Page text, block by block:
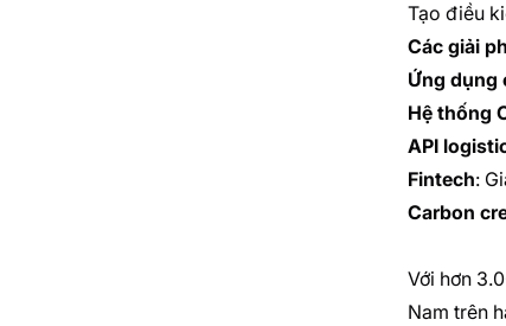
Tạo điều
Các giải
Ứng dụng
Hệ thống
API
Fintech:
Carbon
Với hơn
Nam trên